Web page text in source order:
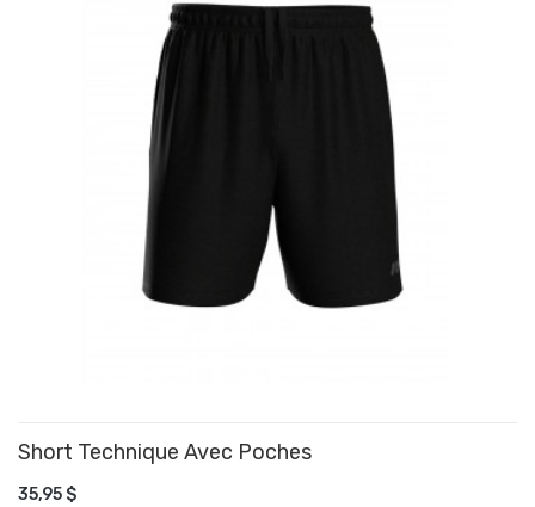
Short Technique Avec Poches
35,95 $